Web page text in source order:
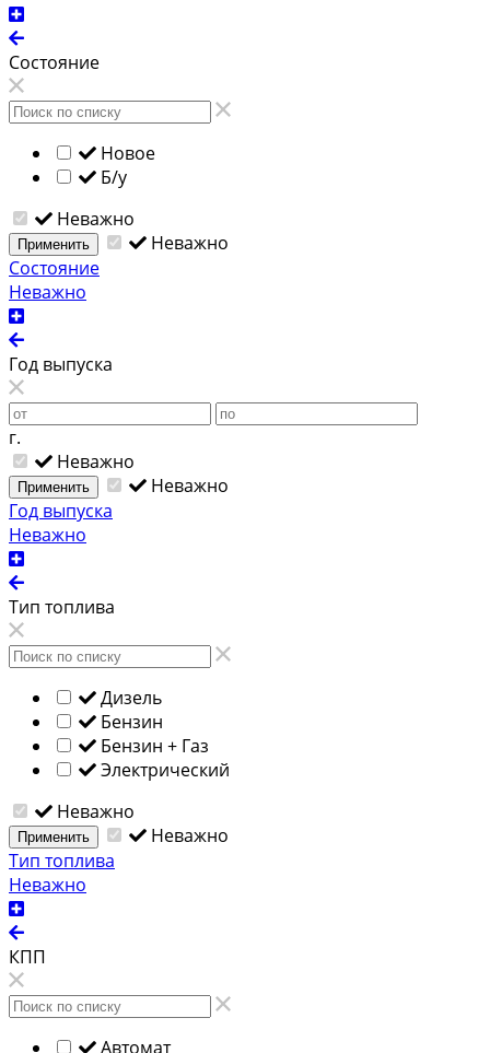
Состояние
Новое
Б/у
Неважно
Применить
Неважно
Состояние
Неважно
Год выпуска
г.
Неважно
Применить
Неважно
Год выпуска
Неважно
Тип топлива
Дизель
Бензин
Бензин + Газ
Электрический
Неважно
Применить
Неважно
Тип топлива
Неважно
КПП
Автомат